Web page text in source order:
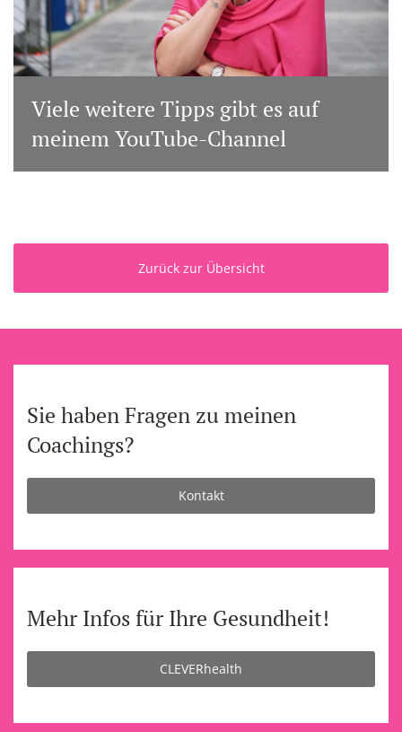
Viele weitere Tipps gibt es auf
meinem YouTube-Channel
Zurück zur Übersicht
Sie haben Fragen zu meinen
Coachings?
Kontakt
Mehr Infos für Ihre Gesundheit!
CLEVERhealth